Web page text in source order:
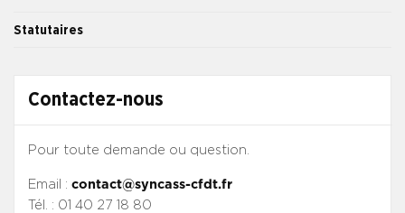
Statutaires
Contactez-nous
Pour toute demande ou question.
Email : contact@syncass-cfdt.fr
Tél. : 01 40 27 18 80